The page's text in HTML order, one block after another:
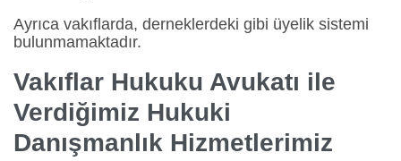
Ayrıca vakıflarda, derneklerdeki gibi üyelik sistemi
bulunmamaktadır.
Vakıflar Hukuku Avukatı ile
Verdiğimiz Hukuki
Danışmanlık Hizmetlerimiz